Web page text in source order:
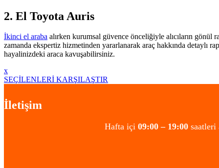
2. El Toyota Auris
İkinci el araba alırken kurumsal güvence önceliğiyle alıcıların gönül
zamanda ekspertiz hizmetinden yararlanarak araç hakkında detaylı
hayalinizdeki araca kavuşabilirsiniz.
x
SEÇİLENLERİ KARŞILAŞTIR
İletişim
Hafta içi 09:00 – 19:00 saatleri